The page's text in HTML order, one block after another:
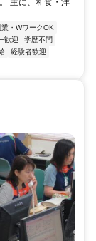
業・WワークOK
歓迎
学歴不問
経験者歓迎